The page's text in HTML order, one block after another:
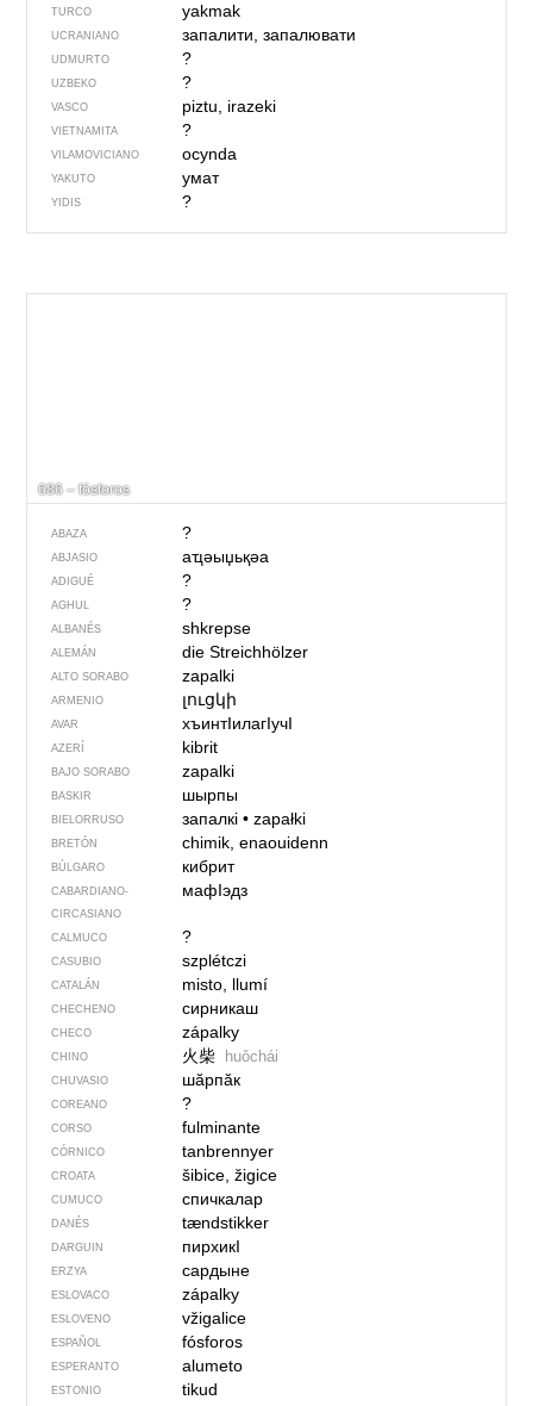
TURCO yakmak
UCRANIANO запалити, запалювати
UDMURTO ?
UZBEKO ?
VASCO piztu, irazeki
VIETNAMITA ?
VILAMOVICIANO ocynda
YAKUTO умат
YIDIS ?
686 – fósforos
ABAZA ?
ABJASIO аҵәыџьқәа
ADIGUÉ ?
AGHUL ?
ALBANÉS shkrepse
ALEMÁN die Streichhölzer
ALTO SORABO zapalki
ARMENIO լուցկի
AVAR хъинтIилагIучI
AZERÍ kibrit
BAJO SORABO zapalki
BASKIR шырпы
BIELORRUSO запалкі• zapałki
BRETÓN chimik, enaouidenn
BÚLGARO кибрит
CABARDIANO-
CIRCASIANO
мафIэдз
CALMUCO ?
CASUBIO szplétczi
CATALÁN misto, llumí
CHECHENO сирникаш
CHECO zápalky
CHINO 火柴 huǒchái
CHUVASIO шӑрпӑк
COREANO ?
CORSO fulminante
CÓRNICO tanbrennyer
CROATA šibice, žigice
CUMUCO спичкалар
DANÉS tændstikker
DARGUIN пирхикI
ERZYA сардыне
ESLOVACO zápalky
ESLOVENO vžigalice
ESPAÑOL fósforos
ESPERANTO alumeto
ESTONIO
tikud